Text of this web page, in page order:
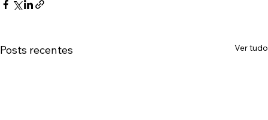
Posts recentes Ver tudo